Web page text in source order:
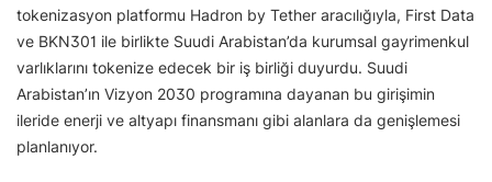
tokenizasyon platformu Hadron by Tether aracılığıyla, First Data
ve BKN301 ile birlikte Suudi Arabistan’da kurumsal gayrimenkul
varlıklarını tokenize edecek bir iş birliği duyurdu. Suudi
Arabistan’ın Vizyon 2030 programına dayanan bu girişimin
ileride enerji ve altyapı finansmanı gibi alanlara da genişlemesi
planlanıyor.